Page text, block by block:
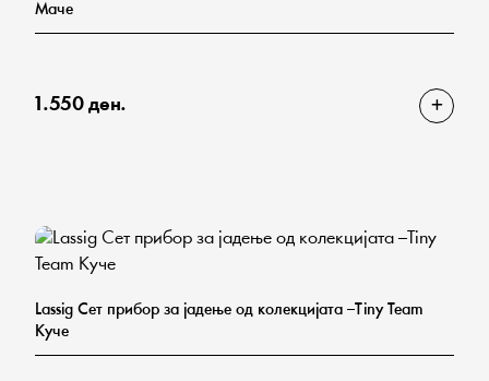
Маче
1.550 ден.
Lassig Сет прибор за јадење од колекцијата –Tiny Team
Куче